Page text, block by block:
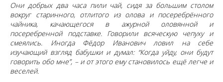
Они добрых два часа пили чай, сидя за большим столом
вокруг старинного, отлитого из олова и посеребрённого
чайника, качающегося в ажурной оловянной и
посеребренной подставке. Говорили всяческую чепуху и
смеялись. Иногда Фёдор Иванович ловил на себе
изучающий взгляд бабушки и думал: “Когда уйду, они будут
говорить обо мне”, – и от этого ему становилось ещё легче и
веселей.